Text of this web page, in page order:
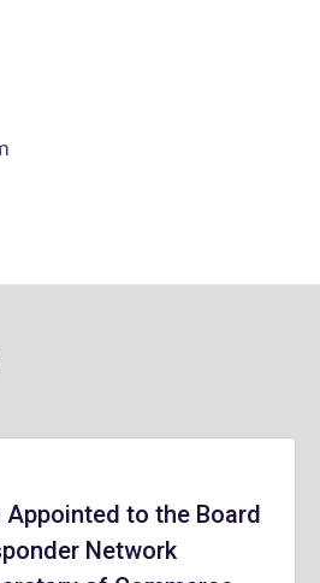
to the Board
Network